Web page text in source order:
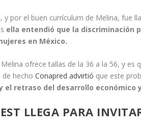
y por el buen currículum de Melina, fue
ella entendió que la discriminación
en México.
ofrece tallas de la 36 a la 56, y
de hechoConapred advirtió que este
el retraso del desarrollo económico
LLEGA PARA